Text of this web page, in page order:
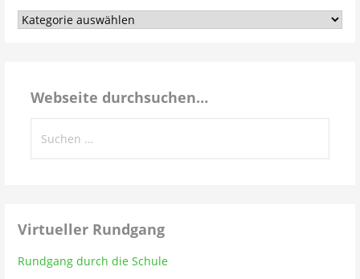
Aus
Webseite durchsuchen…
nach:
Virtueller Rundgang
Rundgang durch die Schule